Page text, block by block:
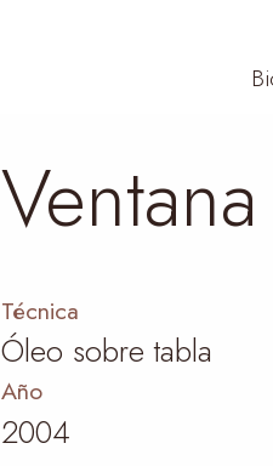
Técnica
Óleo sobre tabla
Año
2004